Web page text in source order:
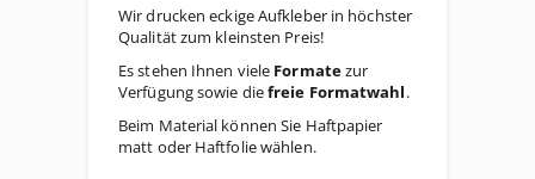
Wir drucken eckige Aufkleber in höchster
Qualität zum kleinsten Preis!
Es stehen Ihnen viele Formatezur
Verfügung sowie diefreie Formatwahl.
Beim Material können Sie Haftpapier
matt oder Haftfolie wählen.